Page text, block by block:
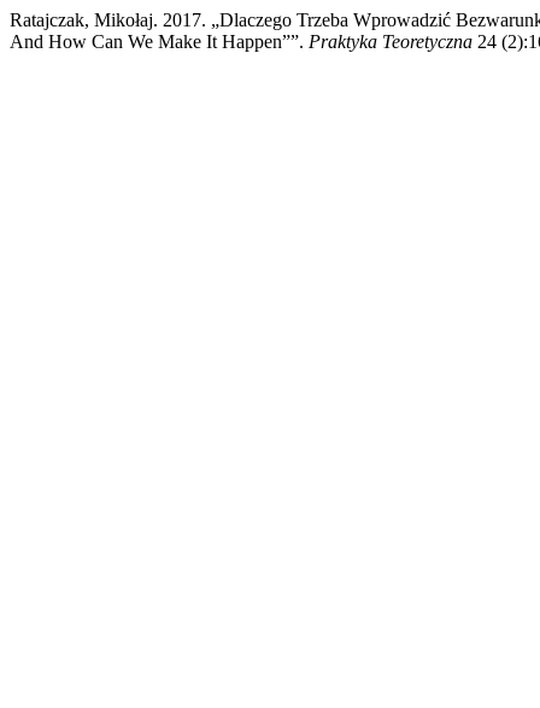
Ratajczak, Mikołaj. 2017. „Dlaczego Trzeba Wprowadzić
And How Can We Make It Happen””. Praktyka Teoretyczna 24